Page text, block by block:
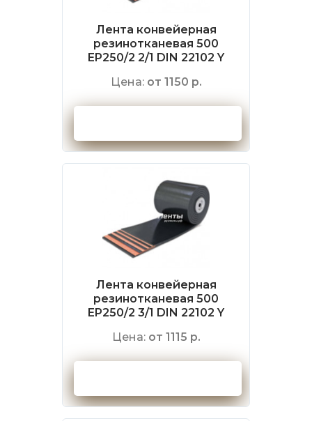
Лента конвейерная
резинотканевая 500
EP250/2 2/1 DIN 22102 Y
Цена: от 1150 р.
Лента конвейерная
резинотканевая 500
EP250/2 3/1 DIN 22102 Y
Цена: от 1115 р.